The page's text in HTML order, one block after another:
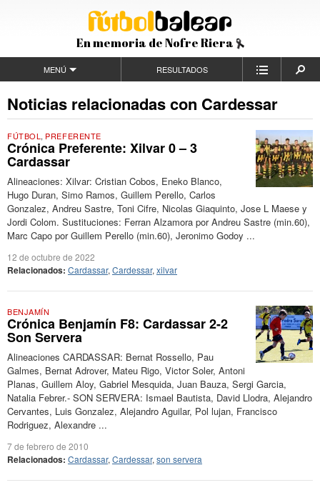
En memoria de Nofre Riera
MENÚ RESULTADOS
Noticias relacionadas con Cardessar
FÚTBOL , PREFERENTE
Crónica Preferente: Xilvar 0 – 3
Cardassar
Alineaciones: Xilvar: Cristian Cobos, Eneko Blanco,
Hugo Duran, Simo Ramos, Guillem Perello, Carlos
Gonzalez, Andreu Sastre, Toni Cifre, Nicolas Giaquinto, Jose L Maese y
Jordi Colom. Sustituciones: Ferran Alzamora por Andreu Sastre (min.60),
Marc Capo por Guillem Perello (min.60), Jeronimo Godoy ...
12 de octubre de 2022
Relacionados: Cardassar, Cardessar, xilvar
BENJAMÍN
Crónica Benjamín F8: Cardassar 2-2
Son Servera
Alineaciones CARDASSAR: Bernat Rossello, Pau
Galmes, Bernat Adrover, Mateu Rigo, Victor Soler, Antoni
Planas, Guillem Aloy, Gabriel Mesquida, Juan Bauza, Sergi Garcia,
Natalia Febrer.- SON SERVERA: Ismael Bautista, David Llodra, Alejandro
Cervantes, Luis Gonzalez, Alejandro Aguilar, Pol lujan, Francisco
Rodriguez, Alexandre ...
7 de febrero de 2010
Relacionados: Cardassar, Cardessar, son servera